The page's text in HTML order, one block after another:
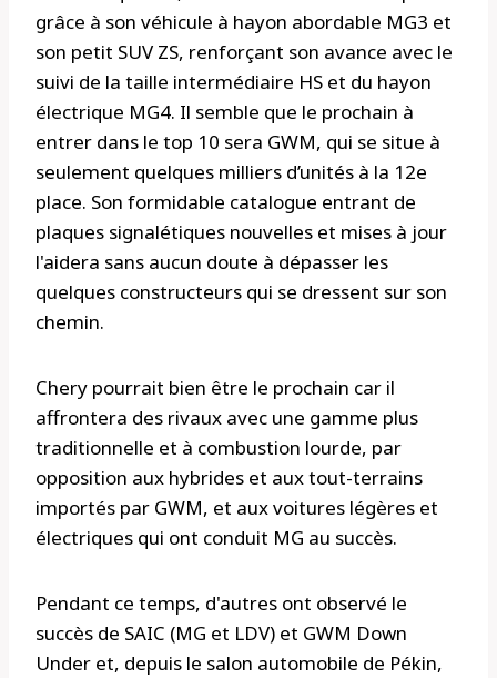
grâce à son véhicule à hayon abordable MG3 et
son petit SUV ZS, renforçant son avance avec le
suivi de la taille intermédiaire HS et du hayon
électrique MG4. Il semble que le prochain à
entrer dans le top 10 sera GWM, qui se situe à
seulement quelques milliers d’unités à la 12e
place. Son formidable catalogue entrant de
plaques signalétiques nouvelles et mises à jour
l'aidera sans aucun doute à dépasser les
quelques constructeurs qui se dressent sur son
chemin.
Chery pourrait bien être le prochain car il
affrontera des rivaux avec une gamme plus
traditionnelle et à combustion lourde, par
opposition aux hybrides et aux tout-terrains
importés par GWM, et aux voitures légères et
électriques qui ont conduit MG au succès.
Pendant ce temps, d'autres ont observé le
succès de SAIC (MG et LDV) et GWM Down
Under et, depuis le salon automobile de Pékin,